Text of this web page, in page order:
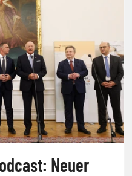
Neuer